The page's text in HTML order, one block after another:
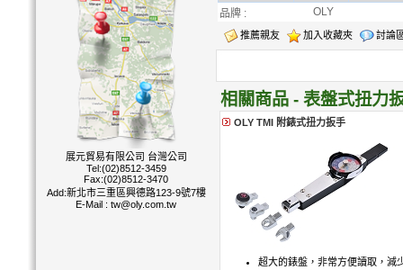
展元貿易有限公司 台灣公司
Tel:(02)8512-3459
Fax:(02)8512-3470
Add:新北市三重區興德路123-9號7樓
E-Mail : tw@oly.com.tw
品牌 : OLY
推薦親友 加入收藏夾 討論
相關商品 - 表盤式扭力
OLY TMI 附錶式扭力扳手
超大的錶盤，非常方便讀取，減